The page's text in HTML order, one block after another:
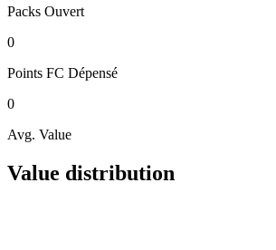
Packs Ouvert
0
Points FC Dépensé
0
Avg. Value
Value distribution